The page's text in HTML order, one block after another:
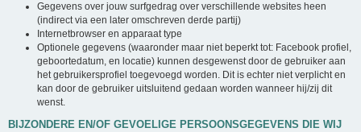
Gegevens over jouw surfgedrag over verschillende websites heen
(indirect via een later omschreven derde partij)
Internetbrowser en apparaat type
Optionele gegevens (waaronder maar niet beperkt tot: Facebook profiel,
geboortedatum, en locatie) kunnen desgewenst door de gebruiker aan
het gebruikersprofiel toegevoegd worden. Dit is echter niet verplicht en
kan door de gebruiker uitsluitend gedaan worden wanneer hij/zij dit
wenst.
BIJZONDERE EN/OF GEVOELIGE PERSOONSGEGEVENS DIE WIJ